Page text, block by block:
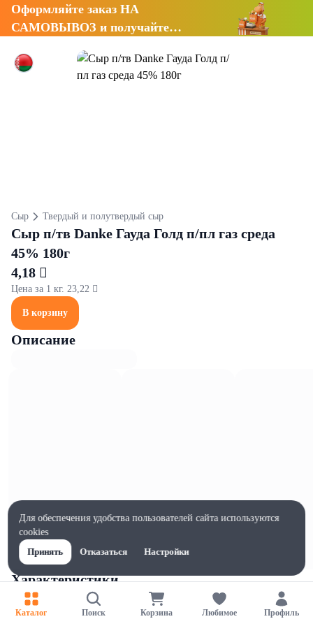
Оформляйте заказ НА
САМОВЫВОЗ и получайте
Сыр Твердый и полутвердый сыр
Сыр п/тв Danke Гауда Голд п/пл газ среда
45% 180г
4,18 
Цена за 1 кг. 23,22 
В корзину
Описание
Характеристики
Ширина, мм
75
Каталог Поиск Корзина Любимое Профиль
Для обеспечения удобства пользователей сайта используются
cookies
Принять
Отказаться Настройки